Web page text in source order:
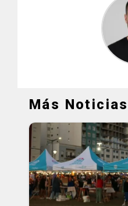
Más Noticias